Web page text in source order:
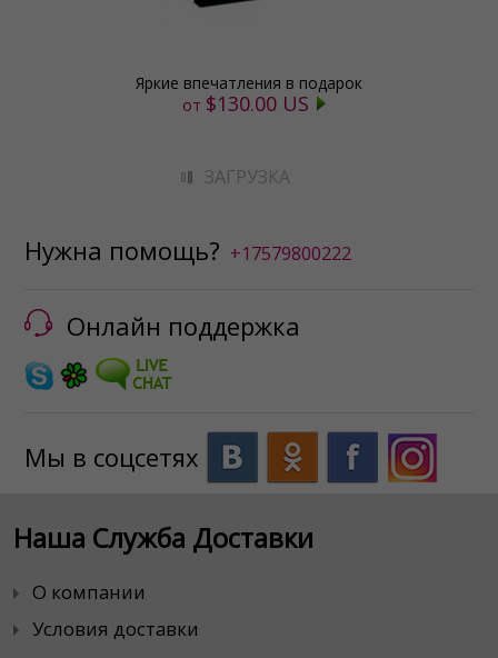
Яркие впечатления в подарок
от $130.00 US
ЗАГРУЗКА
Нужна помощь? +17579800222
Онлайн поддержка
Мы в соцсетях
Наша Служба Доставки
О компании
Условия доставки